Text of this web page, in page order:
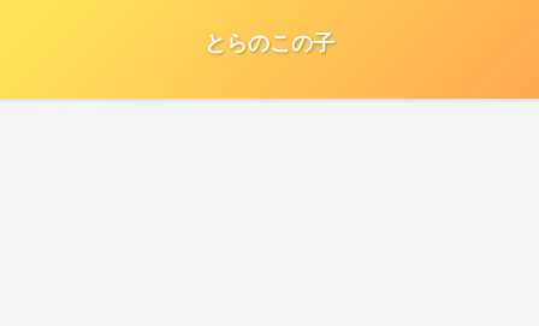
とらのこの子